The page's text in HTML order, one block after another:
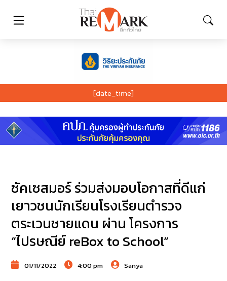
[date_time]
ซัคเซสมอร์ ร่วมส่งมอบโอกาสที่ดีแก่
เยาวชนนักเรียนโรงเรียนตำรวจ
ตระเวนชายแดน ผ่าน โครงการ
“ไปรษณีย์ reBox to School”
01/11/2022 4:00 pm Sanya